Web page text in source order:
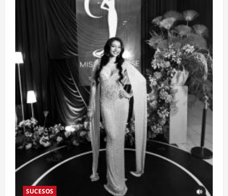
la
virreina
de
Miss
Universo
Tegucigalpa
Wualys
Fuentes
SUCESOS